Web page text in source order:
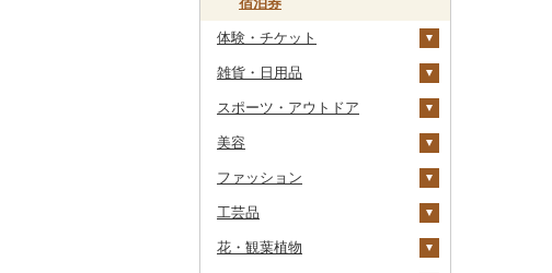
近江牛
神戸牛・神戸ビーフ
但馬牛
佐賀牛
あか牛
その他貝
クエ
くじら
サバ
鯛
ふぐ
その他海苔・海藻
かまぼこ・練り製品
その他魚介・加工品
ななつぼし
その他米
せとか
文旦
まどんな
その他柑橘
ドライフルーツ
干し柿
干し芋
その他果物
びわ
パイナップル
その他果物
その他根菜
その他きのこ
かぼちゃ
茄子
レタス
リングワイン
ノンアルコール
その他酒
八女茶
その他茶
豆乳
その他飲料・ジュース
アイス・ジェラート
その他洋菓子
煎餅・おかき
羊羹
饅頭
大福
その他和菓子
その他麺
その他鍋
スープ
豆腐・納豆
豆腐
漬物
キムチ
缶詰・瓶詰
肉
果物
乾物
燻製（スモーク）
おせち
酢
だし
食用油
オリーブオイル
その他食用油
はちみつ
ドレッシング
その他調味料
みりん
パソコン・周辺機器
TV・オーディオ・カメラ
美容・健康家電
カー用品
時計
その他家電
ポン（Eメール発行）
（紙券）
その他旅行券
体験・チケット
PayPay商品券
食事券
温泉・サウナ・スパ利用
雑貨・日用品
家具・インテリア
机・テーブル
その他家具・インテリ
寝具
布団
毛布
タオル
その他タオル
文房具・印鑑
ボールペン
食器
スポーツ・アウトドア
ゴルフ
ゴルフボール
ゴルフウェア
釣り
サイクリング
アウトドア・キャンプ
美容
スキンケア
洗顔
シャンプー・リンス
石鹸・ボディーソープ
ファッション
鞄・バッグ
トートバッグ・ショル
洋服
工芸品
織物
花・観葉植物